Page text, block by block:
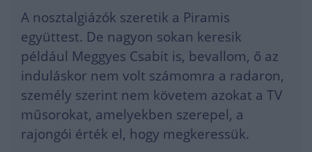
A nosztalgiázók szeretik a Piramis
együttest. De nagyon sokan keresik
például Meggyes Csabit is, bevallom, ő az
induláskor nem volt számomra a radaron,
személy szerint nem követem azokat a TV
műsorokat, amelyekben szerepel, a
rajongói érték el, hogy megkeressük.